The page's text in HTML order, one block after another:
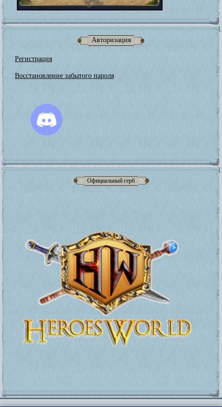
Авторизация
Регистрация
Восстановление забытого пароля
Официальный герб